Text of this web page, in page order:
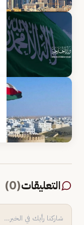
التعليقات(
0
)